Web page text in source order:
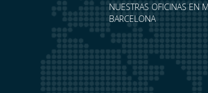
NUESTRAS OFICINAS EN
BARCELONA